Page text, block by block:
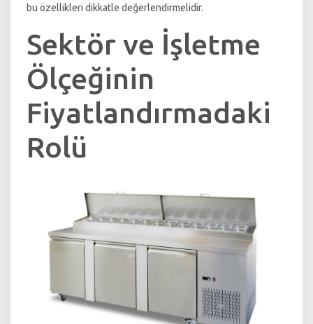
bu özellikleri dikkatle değerlendirmelidir.
Sektör ve İşletme
Ölçeğinin
Fiyatlandırmadaki
Rolü